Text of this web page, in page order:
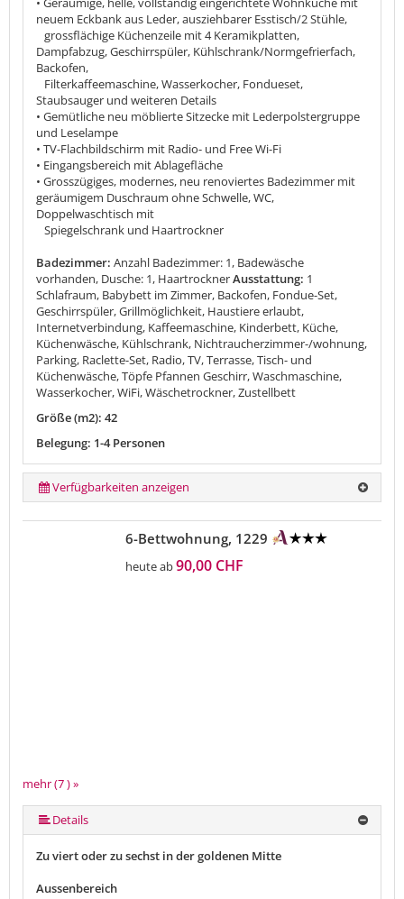
neuem Eckbank aus Leder, ausziehbarer Esstisch/2 Stühle,
grossflächige Küchenzeile mit 4 Keramikplatten,
Dampfabzug, Geschirrspüler, Kühlschrank/Normgefrierfach,
Backofen,
Filterkaffeemaschine, Wasserkocher, Fondueset,
Staubsauger und weiteren Details
• Gemütliche neu möblierte Sitzecke mit Lederpolstergruppe
und Leselampe
• TV-Flachbildschirm mit Radio- und Free Wi-Fi
• Eingangsbereich mit Ablagefläche
• Grosszügiges, modernes, neu renoviertes Badezimmer mit
geräumigem Duschraum ohne Schwelle, WC,
Doppelwaschtisch mit
Spiegelschrank und Haartrockner
Badezimmer: Anzahl Badezimmer: 1, Badewäsche
vorhanden, Dusche: 1, HaartrocknerAusstattung: 1
Schlafraum, Babybett im Zimmer, Backofen, Fondue-Set,
Geschirrspüler, Grillmöglichkeit, Haustiere erlaubt,
Internetverbindung, Kaffeemaschine, Kinderbett, Küche,
Küchenwäsche, Kühlschrank, Nichtraucherzimmer-/wohnung,
Parking, Raclette-Set, Radio, TV, Terrasse, Tisch- und
Küchenwäsche, Töpfe Pfannen Geschirr, Waschmaschine,
Wasserkocher, WiFi, Wäschetrockner, Zustellbett
Größe (m2): 42
Belegung: 1-4 Personen
Verfügbarkeiten anzeigen
mehr (7 ) »
mehr (7 ) »
mehr (7 ) »
mehr (7 ) »
6-Bettwohnung, 1229
heute ab90,00 CHF
Details
Zu viert oder zu sechst in der goldenen Mitte
Aussenbereich